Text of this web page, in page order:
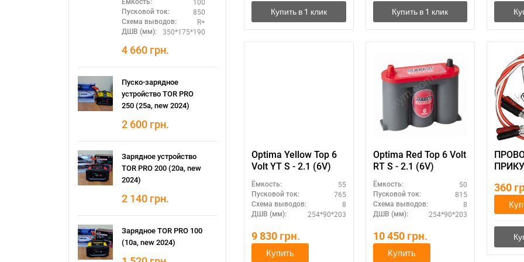
Ёмкость:
Пусковой ток: 850
Схема выводов: R+
ДШВ (мм): 350*175*190
4 660 грн.
Пуско-зарядное
устройство TOR PRO
250 (25а, new 2024)
2 600 грн.
Зарядное устройство
TOR PRO 200 (20а, new
2024)
2 140 грн.
Зарядное TOR PRO 100
(10а, new 2024)
Optima Yellow Top 6
Volt YT S - 2.1 (6V)
Ёмкость: 55
Пусковой ток: 765
Схема выводов: 8
ДШВ (мм): 254*90*203
9 830 грн.
Купить
Optima Red Top 6 Volt
RT S - 2.1 (6V)
Ёмкость: 50
Пусковой ток: 815
Схема выводов: 8
ДШВ (мм): 254*90*203
10 450 грн.
Купить
горят
500,
360